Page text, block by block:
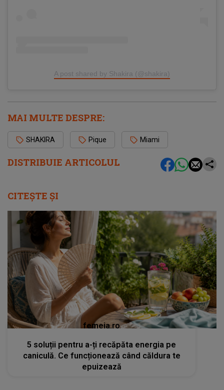
DISTRIBUIE ARTICOLUL
A post shared by Shakira (@shakira)
MAI MULTE DESPRE:
SHAKIRA Pique Miami
CITEȘTE ȘI
femeia.ro
5 soluții pentru a-ți recăpăta energia pe
caniculă. Ce funcționează când căldura te
epuizează